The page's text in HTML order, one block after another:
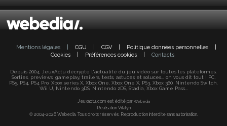
Mentions légales CGU CGV Politique données personnelles
Cookies
Préférences cookies Contacts
Depuis 2004, JeuxActu décrypte l'actualité du jeu vidéo sur toutes les plateformes.
Sorties, previews, gameplay, trailers, tests, astuces et soluces... on vous dit tout ! PC,
PS5, PS4, PS4 Pro, Xbox series X, Xbox One, Xbox One X, PS3, Xbox 360, Nintendo Switch,
Wii U, Nintendo 3DS, Nintendo 2DS, Stadia, Xbox Game Pass...
Jeuxactu.com est édité par Webedia
Réalisation Vitalyn
© 2004-2026 Webedia. Tous droits réservés. Reproduction interdite sans autorisation.